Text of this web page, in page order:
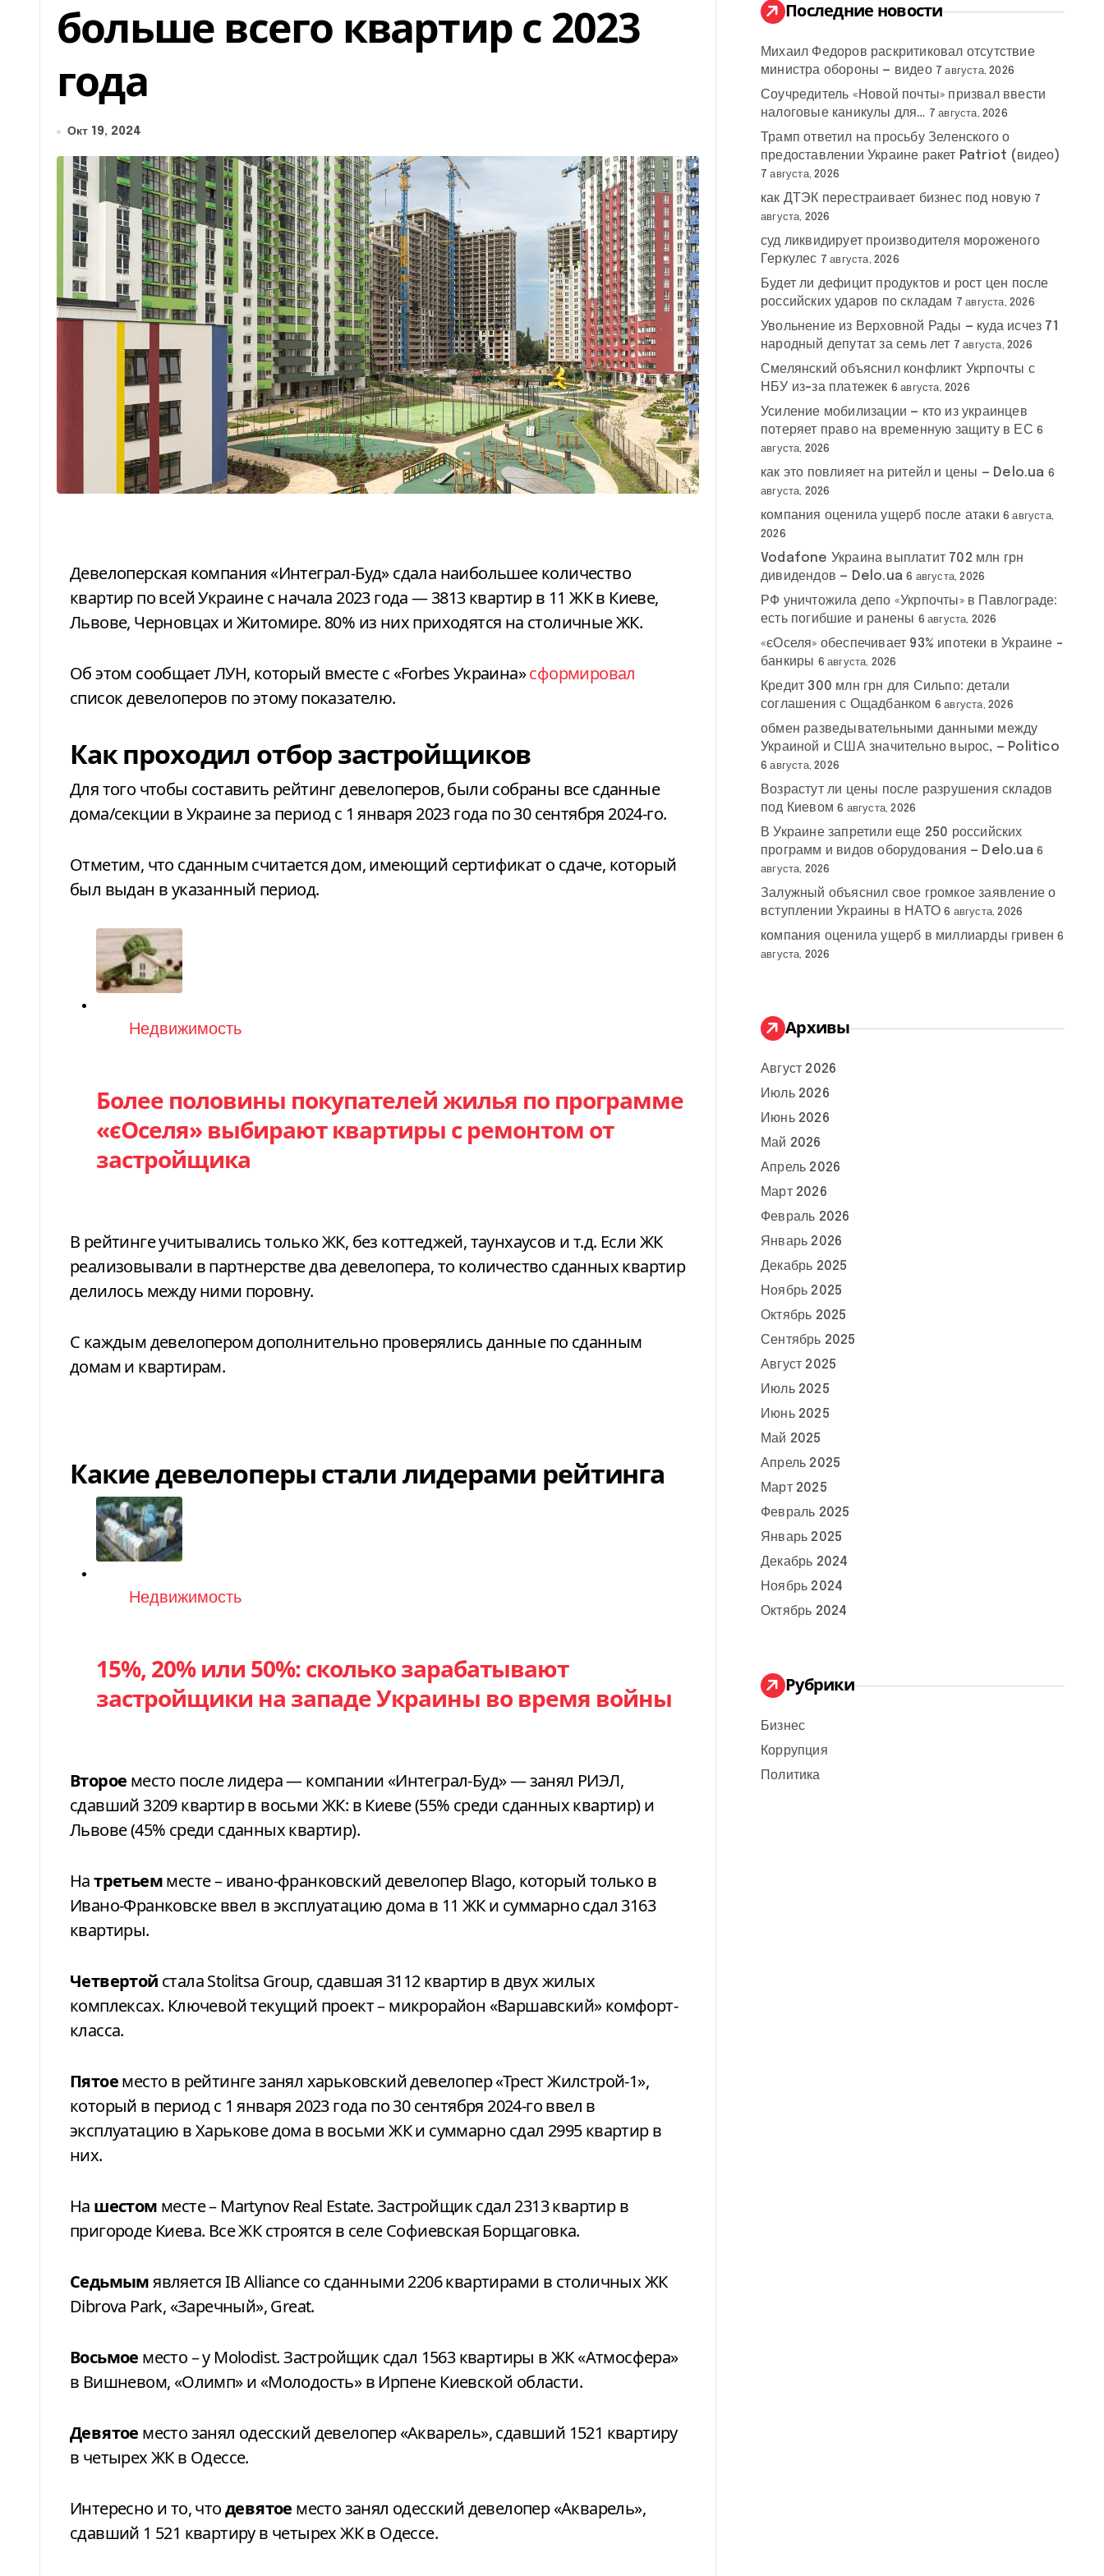
больше всего квартир с 2023
года
Окт 19, 2024
Девелоперская компания «Интеграл-Буд» сдала наибольшее количество
квартир по всей Украине с начала 2023 года — 3813 квартир в 11 ЖК в Киеве,
Львове, Черновцах и Житомире. 80% из них приходятся на столичные ЖК.
Об этом сообщает ЛУН, который вместе с «Forbes Украина»сформировал
список девелоперов по этому показателю.
Как проходил отбор застройщиков
Для того чтобы составить рейтинг девелоперов,были собраны все сданные
дома/секции в Украине за период с 1 января 2023 года по 30 сентября 2024-го.
Отметим, что сданным считается дом, имеющий сертификат о сдаче, который
был выдан в указанный период.
Категория
Недвижимость
Более половины покупателей жилья по программе
«єОселя» выбирают квартиры с ремонтом от
застройщика
В рейтинге учитывались только ЖК, без коттеджей, таунхаусов и т.д. Если ЖК
реализовывали в партнерстве два девелопера, то количество сданных квартир
делилось между ними поровну.
С каждым девелопером дополнительно проверялись данные по сданным
домам и квартирам.
Какие девелоперы стали лидерами рейтинга
Категория
Недвижимость
15%, 20% или 50%: сколько зарабатывают
застройщики на западе Украины во время войны
Второе место после лидера — компании«Интеграл-Буд» — занял РИЭЛ,
сдавший 3209 квартир в восьми ЖК: в Киеве (55% среди сданных квартир) и
Львове (45% среди сданных квартир).
Натретьемместе – ивано-франковский девелопер Blago, который только в
Ивано-Франковске ввел в эксплуатацию дома в 11 ЖК и суммарно сдал 3163
квартиры.
Четвертой стала Stolitsa Group, сдавшая 3112 квартир в двух жилых
комплексах. Ключевой текущий проект – микрорайон «Варшавский» комфорт-
класса.
Пятоеместо в рейтинге занял харьковский девелопер «Трест Жилстрой-1»,
который в период с 1 января 2023 года по 30 сентября 2024-го ввел в
эксплуатацию в Харькове дома в восьми ЖК и суммарно сдал 2995 квартир в
них.
На шестом месте – Martynov Real Estate. Застройщик сдал 2313 квартир в
пригороде Киева. Все ЖК строятся в селе Софиевская Борщаговка.
Седьмымявляется IB Alliance со сданными 2206 квартирами в столичных ЖК
Dibrova Park, «Заречный», Great.
Восьмое место – у Molodist. Застройщик сдал 1563 квартиры в ЖК «Атмосфера»
в Вишневом, «Олимп» и «Молодость» в Ирпене Киевской области.
Девятое место занял одесский девелопер «Акварель», сдавший 1521 квартиру
в четырех ЖК в Одессе.
Интересно и то, чтодевятое место занял одесский девелопер «Акварель»,
сдавший 1 521 квартиру в четырех ЖК в Одессе.
:
Последние новости
Михаил Федоров раскритиковал отсутствие
министра обороны — видео 7 августа, 2026
Соучредитель «Новой почты» призвал ввести
налоговые каникулы для… 7 августа, 2026
Трамп ответил на просьбу Зеленского о
предоставлении Украине ракет Patriot (видео)
7 августа, 2026
как ДТЭК перестраивает бизнес под новую 7
августа, 2026
суд ликвидирует производителя мороженого
Геркулес 7 августа, 2026
Будет ли дефицит продуктов и рост цен после
российских ударов по складам 7 августа, 2026
Увольнение из Верховной Рады — куда исчез 71
народный депутат за семь лет 7 августа, 2026
Смелянский объяснил конфликт Укрпочты с
НБУ из-за платежек 6 августа, 2026
Усиление мобилизации — кто из украинцев
потеряет право на временную защиту в ЕС 6
августа, 2026
как это повлияет на ритейл и цены — Delo.ua 6
августа, 2026
компания оценила ущерб после атаки 6 августа,
2026
Vodafone Украина выплатит 702 млн грн
дивидендов — Delo.ua 6 августа, 2026
РФ уничтожила депо «Укрпочты» в Павлограде:
есть погибшие и ранены 6 августа, 2026
«єОселя» обеспечивает 93% ипотеки в Украине –
банкиры 6 августа, 2026
Кредит 300 млн грн для Сильпо: детали
соглашения с Ощадбанком 6 августа, 2026
обмен разведывательными данными между
Украиной и США значительно вырос, — Politico
6 августа, 2026
Возрастут ли цены после разрушения складов
под Киевом 6 августа, 2026
В Украине запретили еще 250 российских
программ и видов оборудования — Delo.ua 6
августа, 2026
Залужный объяснил свое громкое заявление о
вступлении Украины в НАТО 6 августа, 2026
компания оценила ущерб в миллиарды гривен 6
августа, 2026
Архивы
Август 2026
Июль 2026
Июнь 2026
Май 2026
Апрель 2026
Март 2026
Февраль 2026
Январь 2026
Декабрь 2025
Ноябрь 2025
Октябрь 2025
Сентябрь 2025
Август 2025
Июль 2025
Июнь 2025
Май 2025
Апрель 2025
Март 2025
Февраль 2025
Январь 2025
Декабрь 2024
Ноябрь 2024
Октябрь 2024
Рубрики
Бизнес
Коррупция
Политика